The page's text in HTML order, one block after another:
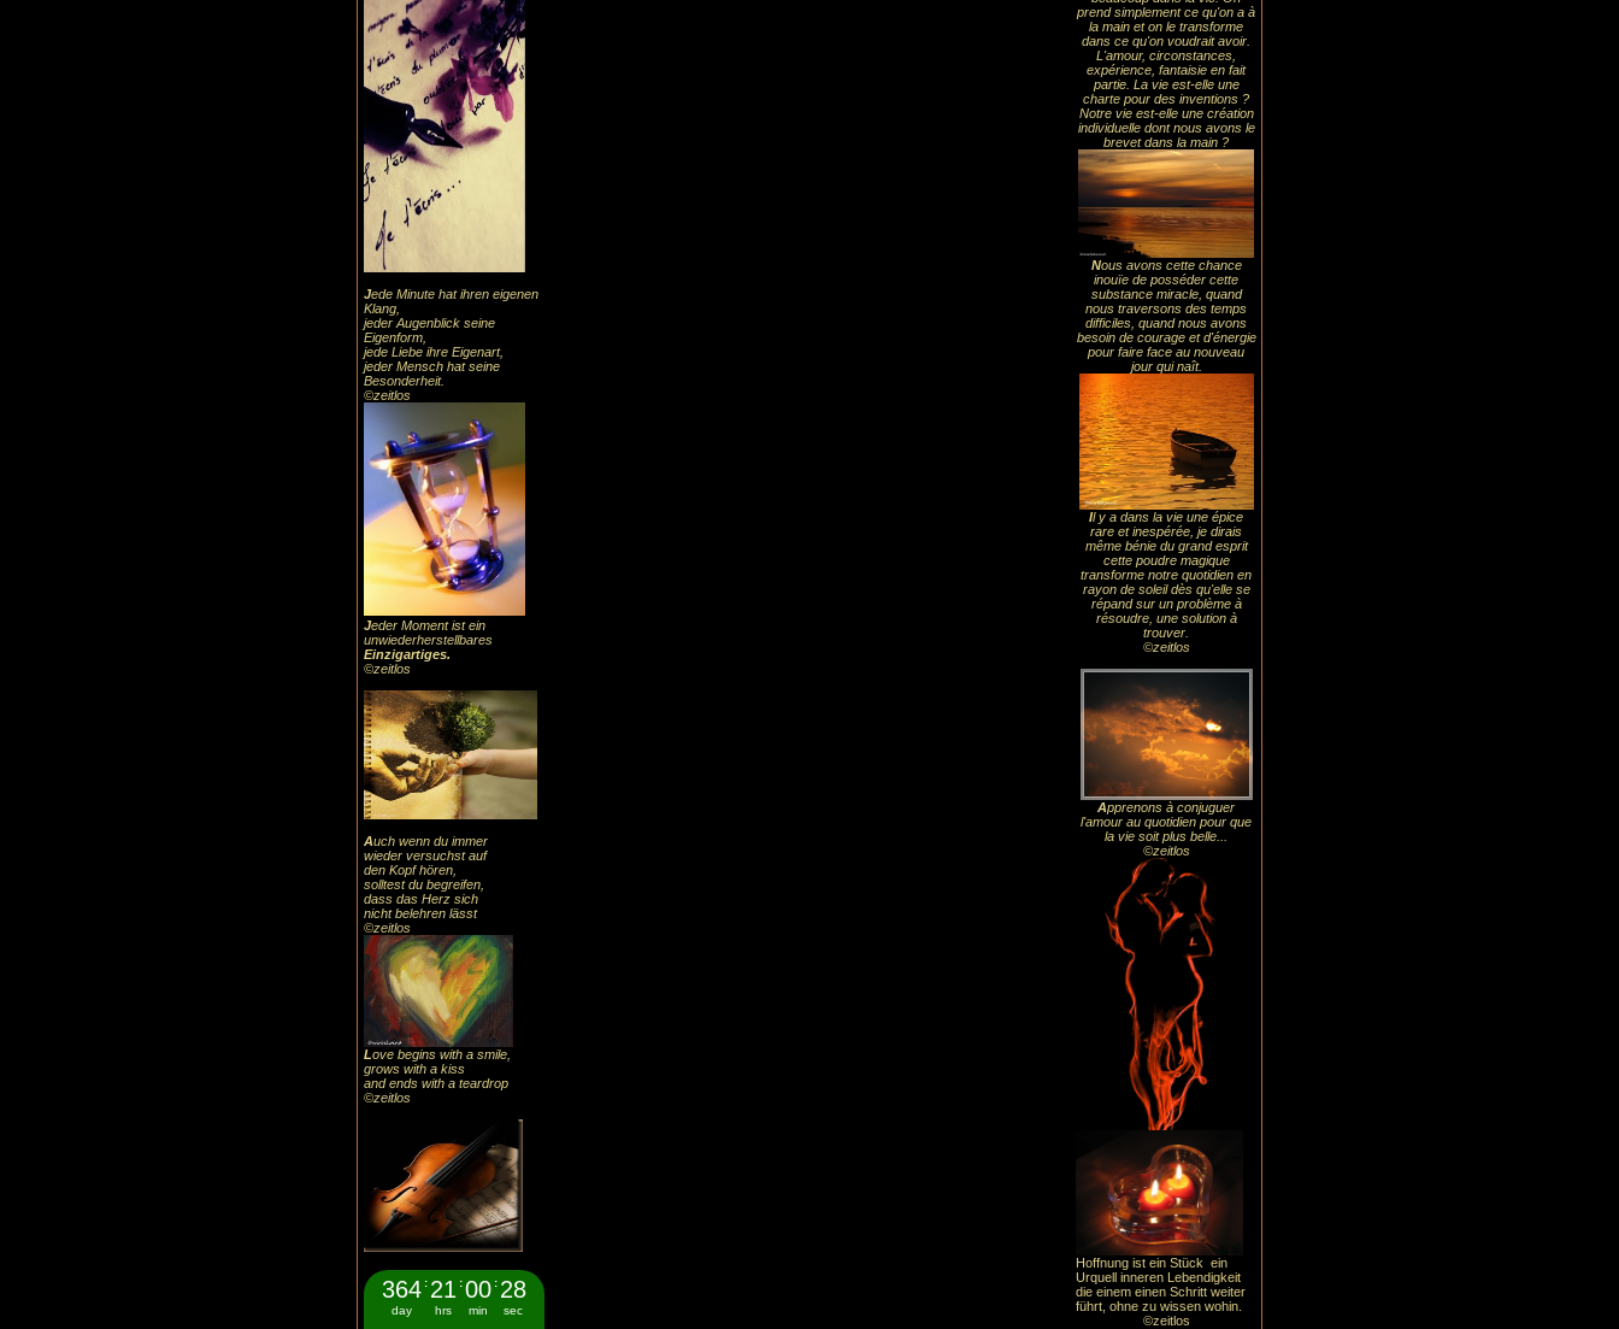
Jede Minute hat ihren eigenen
Klang,
jeder Augenblick seine
Eigenform,
jede Liebe ihre Eigenart,
jeder Mensch hat seine
Besonderheit.
©zeitlos
Jeder Moment ist ein
unwiederherstellbares
Einzigartiges.
©zeitlos
Auch wenn du immer
wieder versuchst auf
den Kopf hören,
solltest du begreifen,
dass das Herz sich
nicht belehren lässt
©zeitlos
Love begins with a smile,
grows with a kiss
and ends with a teardrop
©zeitlos
364
day
: 21
hrs
:00
min
: 27
sec
prend simplement ce qu'on a à
la main et on le transforme
dans ce qu'on voudrait avoir.
L'amour, circonstances,
expérience, fantaisie en fait
partie. La vie est-elle une
charte pour des inventions ?
Notre vie est-elle une création
individuelle dont nous avons le
brevet dans la main ?
Nous avons cette chance
inouïe de posséder cette
substance miracle, quand
nous traversons des temps
difficiles, quand nous avons
besoin de courage et d'énergie
pour faire face au nouveau
jour qui naît.
Il y a dans la vie une épice
rare et inespérée, je dirais
même bénie du grand esprit
cette poudre magique
transforme notre quotidien en
rayon de soleil dès qu'elle se
répand sur un problème à
résoudre, une solution à
trouver.
©zeitlos
Apprenons à conjuguer
l'amour au quotidien pour que
la vie soit plus belle...
©zeitlos
Hoffnung ist ein Stück ein
Urquell inneren Lebendigkeit
die einem einen Schritt weiter
führt, ohne zu wissen wohin.
©zeitlos